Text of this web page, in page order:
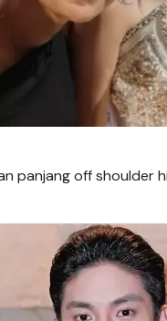
panjang off shoulder